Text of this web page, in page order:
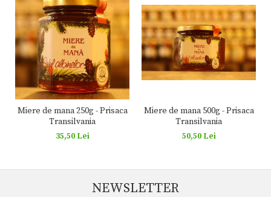
Miere de mana 250g - Prisaca
Transilvania
35,50 Lei
Miere de mana 500g - Prisaca
Transilvania
50,50 Lei
NEWSLETTER